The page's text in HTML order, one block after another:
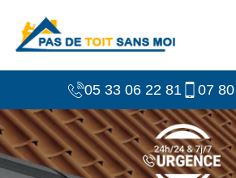
05 33 06 22 81 07